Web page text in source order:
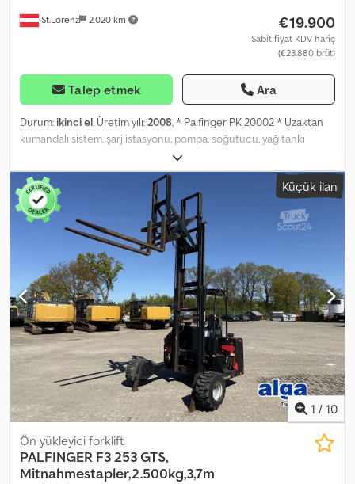
St.Lorenz 2.020 km €19.900
Sabit fiyat KDV hariç
(€23.880 brüt)
Talep etmek Ara
Durum: ikinci el, Üretim yılı: 2008, * Palfinger PK 20002 * Uzaktan
kumandalı sistem, şarj istasyonu, pompa, soğutucu, yağ tankı
dahildir. * Üretim yılı: 2008 Dcjdpfjzqiupsx Am Hok * Tüm bilgiler
bağlayıcı değildir. * Hatalar ve ön satışlar saklıdır.
Küçük ilan
1 / 10
Ön yükleyici forklift
PALFINGER F3 253 GTS,
Mitnahmestapler,2.500kg,3,7m